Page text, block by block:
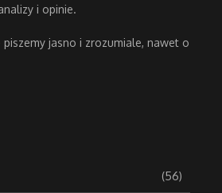
i opinie.
piszemy jasno i zrozumiale, nawet o
(56)